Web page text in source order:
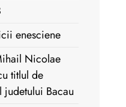
enesciene
Nicolae
titlul de
judetului Bacau